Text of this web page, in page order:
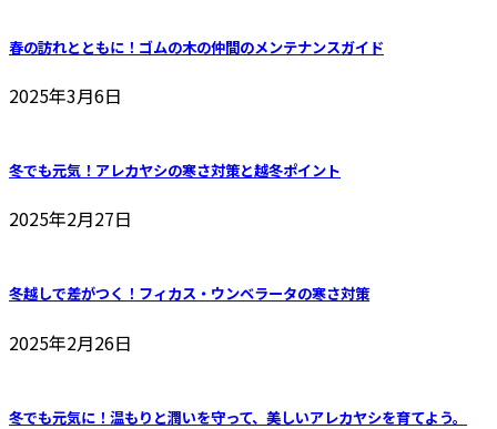
春の訪れとともに！ゴムの木の仲間のメンテナンスガイド
2025年3月6日
冬でも元気！アレカヤシの寒さ対策と越冬ポイント
2025年2月27日
冬越しで差がつく！フィカス・ウンベラータの寒さ対策
2025年2月26日
冬でも元気に！温もりと潤いを守って、美しいアレカヤシを育てよう。